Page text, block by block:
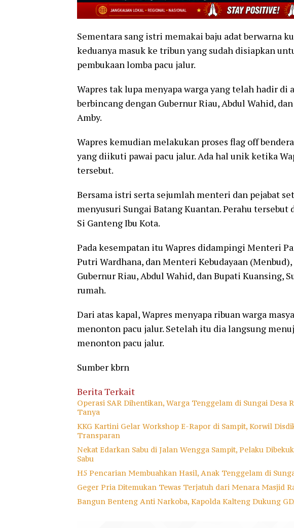
Sementara sang istri memakai baju adat berwarna
keduanya masuk ke tribun yang sudah disiapkan
pembukaan lomba pacu jalur.
Wapres tak lupa menyapa warga yang telah hadir di
berbincang dengan Gubernur Riau, Abdul Wahid,
Amby.
Wapres kemudian melakukan proses flag off
yang diikuti pawai pacu jalur. Ada hal unik ketika
tersebut.
Bersama istri serta sejumlah menteri dan pejabat
menyusuri Sungai Batang Kuantan. Perahu
Si Ganteng Ibu Kota.
Pada kesempatan itu Wapres didampingi Menteri
Putri Wardhana, dan Menteri Kebudayaan
Gubernur Riau, Abdul Wahid, dan Bupati Kuansing,
rumah.
Dari atas kapal, Wapres menyapa ribuan warga
menonton pacu jalur. Setelah itu dia langsung
menonton pacu jalur.
Sumber kbrn
Berita Terkait
Operasi SAR Dihentikan, Warga Tenggelam di Sungai Desa
Tanya
KKG Kartini Gelar Workshop E-Rapor di Sampit, Korwil
Transparan
Nekat Edarkan Sabu di Jalan Wengga Sampit, Pelaku
Sabu
H5 Pencarian Membuahkan Hasil, Anak Tenggelam di
Geger Pria Ditemukan Tewas Terjatuh dari Menara Masjid
Bangun Benteng Anti Narkoba, Kapolda Kalteng Dukung